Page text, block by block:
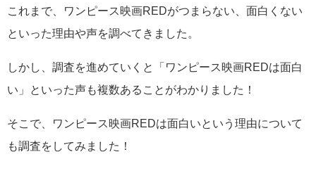
これまで、ワンピース映画REDがつまらない、面白くない
といった理由や声を調べてきました。
しかし、調査を進めていくと「ワンピース映画REDは面白
い」といった声も複数あることがわかりました！
そこで、ワンピース映画REDは面白いという理由について
も調査をしてみました！